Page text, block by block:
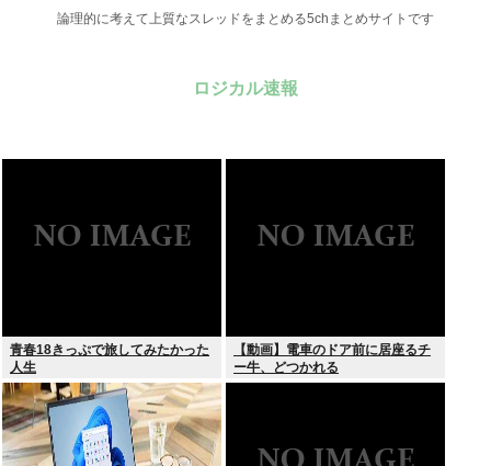
論理的に考えて上質なスレッドをまとめる5chまとめサイトです
ロジカル速報
青春18きっぷで旅してみたかった
人生
【動画】電車のドア前に居座るチ
ー牛、どつかれる